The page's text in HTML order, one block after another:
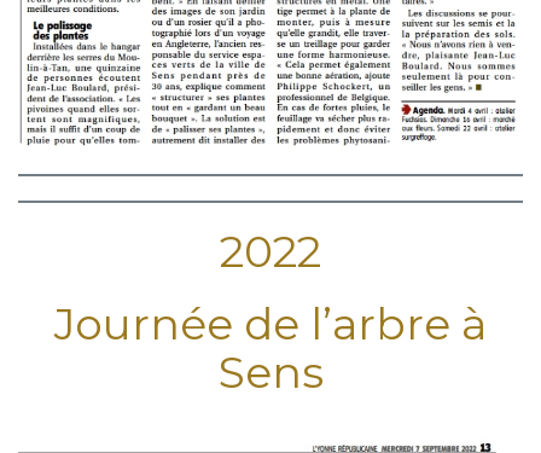
2022
Journée de l’arbre à
Sens